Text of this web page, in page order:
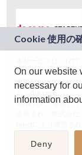
ドコモグループの新
規事業創出プログラ
ム「docomo
STARTUP」を通じて
On our website
necessary for
information
Deny